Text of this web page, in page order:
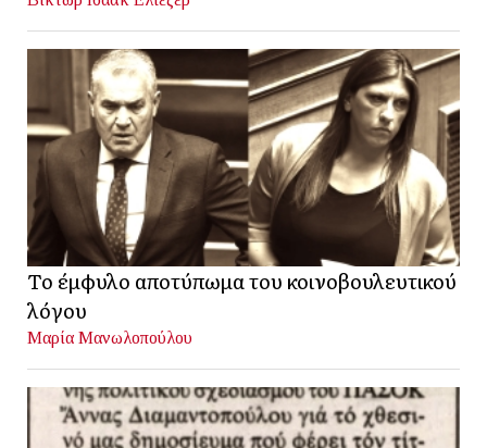
Το έμφυλο αποτύπωμα του κοινοβουλευτικού
λόγου
Μαρία Μανωλοπούλου